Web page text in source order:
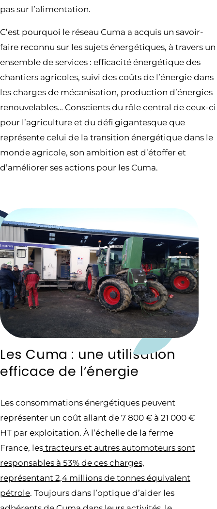
pas sur l’alimentation.
C’est pourquoi le réseau Cuma a acquis un savoir-
faire reconnu sur les sujets énergétiques, à travers un
ensemble de services : efficacité énergétique des
chantiers agricoles, suivi des coûts de l’énergie dans
les charges de mécanisation, production d’énergies
renouvelables… Conscients du rôle central de ceux-ci
pour l’agriculture et du défi gigantesque que
représente celui de la transition énergétique dans le
monde agricole, son ambition est d’étoffer et
d’améliorer ses actions pour les Cuma.
Les Cuma : une utilisation
efficace de l’énergie
Les consommations énergétiques peuvent
représenter un coût allant de 7 800 € à 21 000 €
HT par exploitation. À l’échelle de la ferme
France, les tracteurs et autres automoteurs sont
responsables à 53% de ces charges,
représentant 2,4 millions de tonnes équivalent
pétrole. Toujours dans l’optique d’aider les